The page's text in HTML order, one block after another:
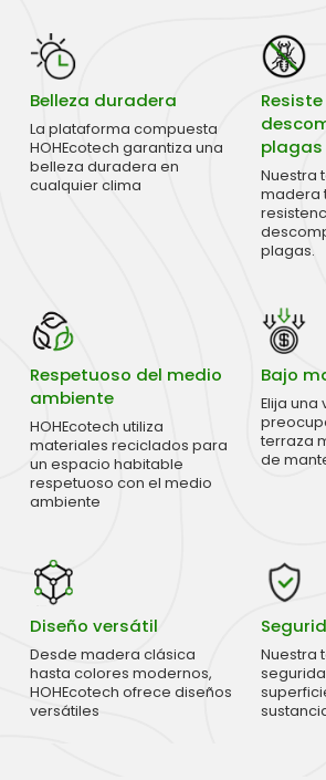
Belleza duradera
La plataforma compuesta
HOHEcotech garantiza una
belleza duradera en
cualquier clima
plagas
Nuestra
madera
plagas.
Respetuoso del medio
ambiente
HOHEcotech utiliza
materiales reciclados para
un espacio habitable
respetuoso con el medio
ambiente
Bajo
Elija una
terraza
de
Diseño versátil
Desde madera clásica
hasta colores modernos,
HOHEcotech ofrece diseños
versátiles
Nuestra